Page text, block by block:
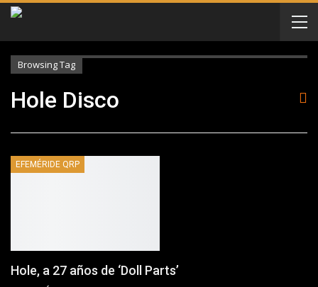
Browsing Tag
Hole Disco
EFEMÉRIDE QRP
Hole, a 27 años de ‘Doll Parts’